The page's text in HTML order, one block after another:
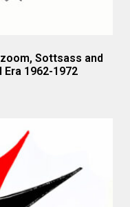
Sottsass and
1962-1972